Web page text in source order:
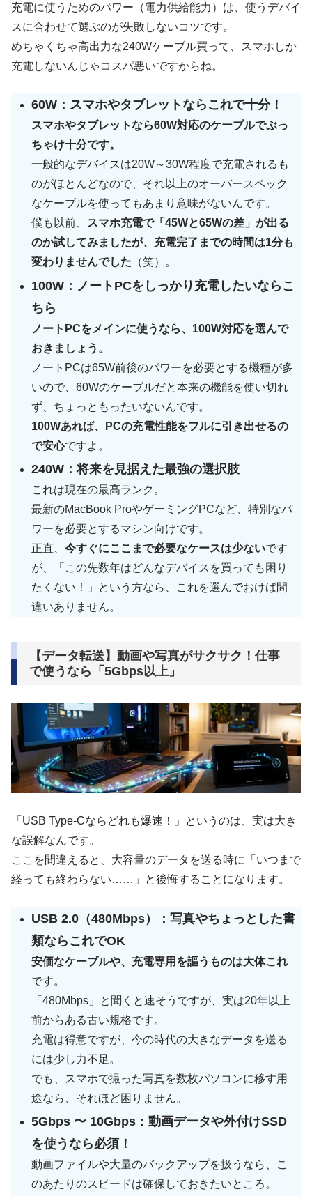
充電に使うためのパワー（電力供給能力）は、使うデバイ
スに合わせて選ぶのが失敗しないコツです。
めちゃくちゃ高出力な240Wケーブル買って、スマホしか
充電しないんじゃコスパ悪いですからね。
60W：スマホやタブレットならこれで十分！
スマホやタブレットなら60W対応のケーブルでぶっ
ちゃけ十分です。
一般的なデバイスは20W～30W程度で充電されるも
のがほとんどなので、それ以上のオーバースペック
なケーブルを使ってもあまり意味がないんです。
僕も以前、
スマホ充電で「45Wと65Wの差」が出る
のか試してみましたが、充電完了までの時間は1分も
変わりませんでした （笑）。
100W：ノートPCをしっかり充電したいならこ
ちら
ノートPCをメインに使うなら、100W対応を選んで
おきましょう。
ノートPCは65W前後のパワーを必要とする機種が多
いので、60Wのケーブルだと本来の機能を使い切れ
ず、ちょっともったいないんです。
100Wあれば、PCの充電性能をフルに引き出せるの
で安心ですよ。
240W：将来を見据えた最強の選択肢
これは現在の最高ランク。
最新のMacBook ProやゲーミングPCなど、特別なパ
ワーを必要とするマシン向けです。
正直、今すぐにここまで必要なケースは少ないです
が、「この先数年はどんなデバイスを買っても困り
たくない！」という方なら、これを選んでおけば間
違いありません。
【データ転送】動画や写真がサクサク！仕事
で使うなら「5Gbps以上」
「USB Type-Cならどれも爆速！」というのは、実は大き
な誤解なんです。
ここを間違えると、大容量のデータを送る時に「いつまで
経っても終わらない……」と後悔することになります。
USB 2.0（480Mbps）：写真やちょっとした書
類ならこれでOK
安価なケーブルや、充電専用を謳うものは大体これ
です。
「480Mbps」と聞くと速そうですが、実は20年以上
前からある古い規格です。
充電は得意ですが、今の時代の大きなデータを送る
には少し力不足。
でも、スマホで撮った写真を数枚パソコンに移す用
途なら、それほど困りません。
5Gbps 〜 10Gbps：動画データや外付けSSD
を使うなら必須！
動画ファイルや大量のバックアップを扱うなら、こ
のあたりのスピードは確保しておきたいところ。